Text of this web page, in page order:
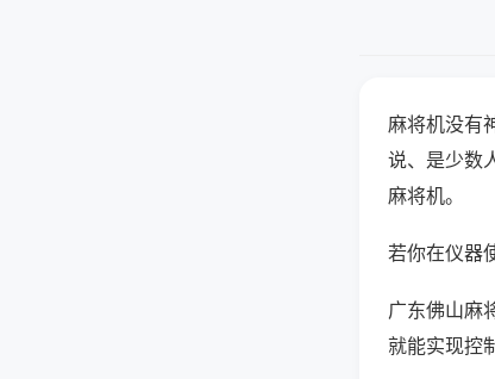
麻将机没有
说、是少数
麻将机。
若你在仪器
广东佛山麻
就能实现控